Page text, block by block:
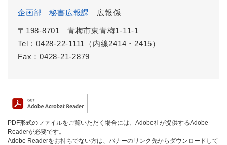
企画部 秘書広報課 広報係
〒198-8701
青梅市東青梅1-11-1
Tel：0428-22-1111（内線2414・2415）
Fax：0428-21-2879
PDF形式のファイルをご覧いただく場合には、Adobe社が提供するAdobe
Readerが必要です。
Adobe Readerをお持ちでない方は、バナーのリンク先からダウンロードして